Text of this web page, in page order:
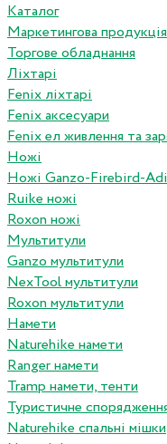
Каталог
Маркетингова продукція
Торгове обладнання
Ліхтарі
Fenix ліхтарі
Fenix аксесуари
Fenix ел живлення та
Ножі
Ножі Ganzo-Firebird-
Ruike ножі
Roxon ножi
Мультитули
Ganzo мультитули
NexTool мультитули
Roxon мультитули
Намети
Naturehike намети
Ranger намети
Tramp намети, тенти
Туристичне
Naturehike спальні мішки